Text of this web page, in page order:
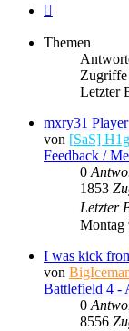
Themen
Zugriffe
Letzter
mxry31
von [SaS]
Feedback /
0
1853
Letzter
Montag
I was kick
von
Battlefield 4 -
0
8556